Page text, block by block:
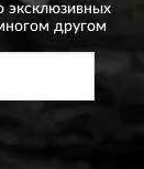
эксклюзивных
другом